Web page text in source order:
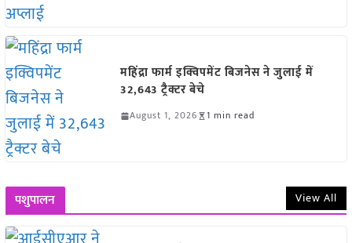
महिंद्रा फार्म इक्विपमेंट बिजनेस ने जुलाई में
32,643 ट्रैक्टर बेचे
August 1, 2026 1 min read
पशुपालन View All